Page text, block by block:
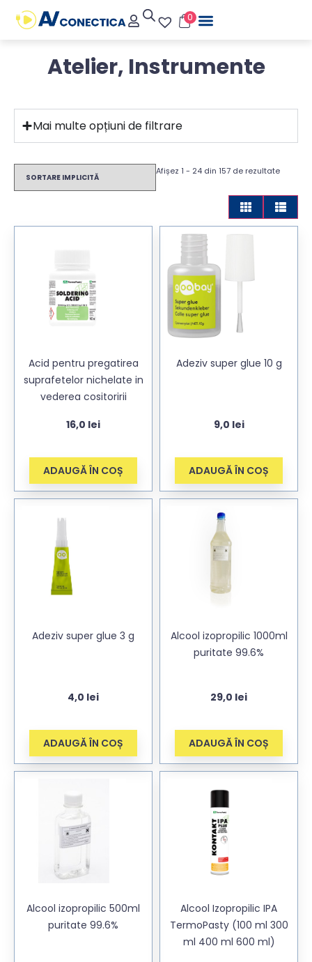
0
Atelier, Instrumente
Mai multe opțiuni de filtrare
Afișez 1 - 24 din 157 de rezultate
Acid pentru pregatirea
suprafetelor nichelate in
vederea cositoririi
16,0 lei
ADAUGĂ ÎN COȘ
Adeziv super glue 10 g
9,0 lei
ADAUGĂ ÎN COȘ
Adeziv super glue 3 g
4,0 lei
ADAUGĂ ÎN COȘ
Alcool izopropilic 1000ml
puritate 99.6%
29,0 lei
ADAUGĂ ÎN COȘ
Alcool izopropilic 500ml
puritate 99.6%
Alcool Izopropilic IPA
TermoPasty (100 ml 300
ml 400 ml 600 ml)